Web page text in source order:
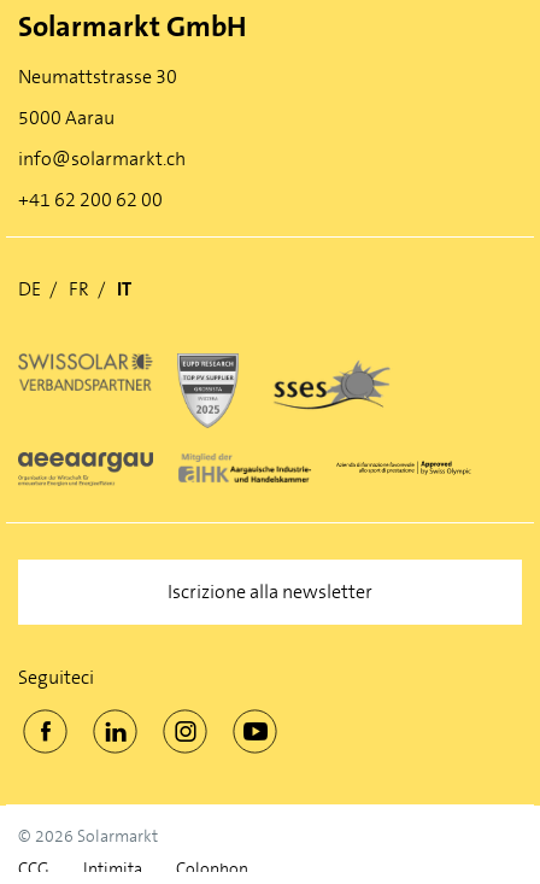
Solarmarkt GmbH
Neumattstrasse 30
5000 Aarau
info@solarmarkt.ch
+41 62 200 62 00
DE FR IT
Iscrizione alla newsletter
Seguiteci
© 2026 Solarmarkt
CCG
Intimita Colophon